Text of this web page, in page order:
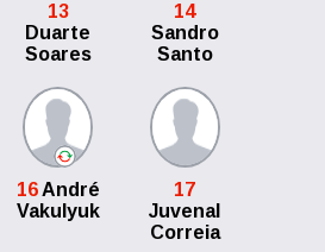
13
Duarte
Soares
14
Sandro
Santo
16André
Vakulyuk
17
Juvenal
Correia